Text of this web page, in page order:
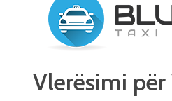
Vlerësimi për